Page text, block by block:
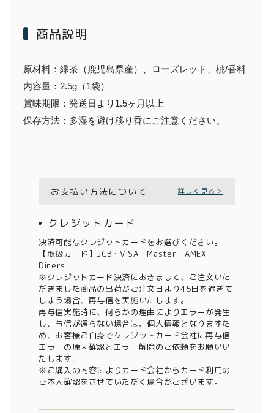
商品説明
原材料：緑茶（鹿児島県産）、ローズレッド、桃/香料
内容量：2.5g（1袋）
賞味期限：発送日より1.5ヶ月以上
保存方法：多湿を避け移り香にご注意ください。
お支払い方法について 詳しく見る＞
クレジットカード
決済可能なクレジットカードをお選びください。
【取扱カード】JCB・VISA・Master・AMEX・
Diners
※クレジットカード決済におきまして、ご注文いた
だきました商品の出荷がご注文日より45日を過ぎて
しまう場合、再与信を実施いたします。
再与信実施時に、何らかの理由によりエラーが発生
し、与信が通らない場合は、個人情報となりますた
め、お客様ご自身でクレジットカード会社に再与信
エラーの原因確認とエラー解除のご依頼をお願いい
たします。
※ご購入の内容によりカード会社からカード利用の
ご本人確認をさせていただく場合がございます。